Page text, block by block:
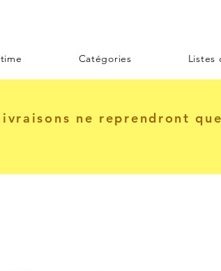
Catégories Listes
ne reprendront